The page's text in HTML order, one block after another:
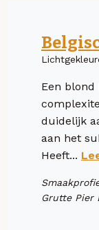
Een
duidelijk
aan het
Heeft...
Grutte Pier